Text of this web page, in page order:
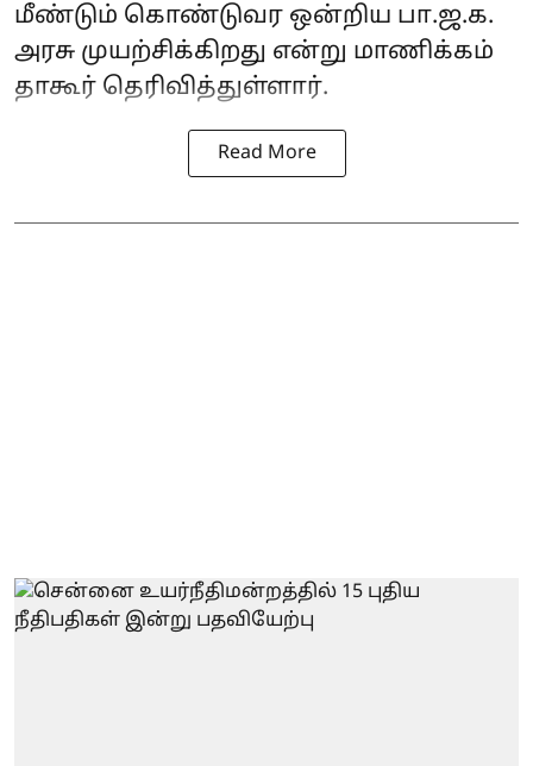
மீண்டும் கொண்டுவர ஒன்றிய பா.ஜ.க.
அரசு முயற்சிக்கிறது என்று மாணிக்கம்
தாகூர் தெரிவித்துள்ளார்.
Read More